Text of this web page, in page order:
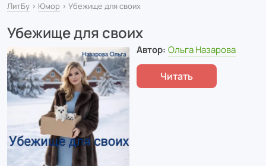
ЛитБу › Юмор › Убежище для своих
Убежище для своих
Автор: Ольга Назарова
Читать